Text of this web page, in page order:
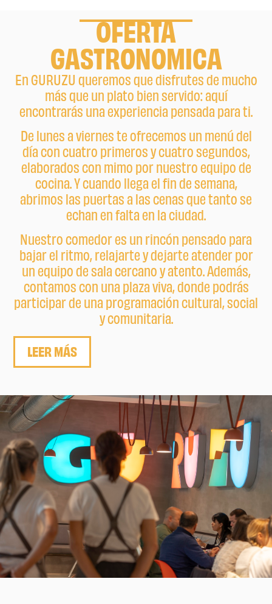
OFERTA
GASTRONOMICA
En GURUZU queremos que disfrutes de mucho
más que un plato bien servido: aquí
encontrarás una experiencia pensada para ti.
De lunes a viernes te ofrecemos un menú del
día con cuatro primeros y cuatro segundos,
elaborados con mimo por nuestro equipo de
cocina. Y cuando llega el fin de semana,
abrimos las puertas a las cenas que tanto se
echan en falta en la ciudad.
Nuestro comedor es un rincón pensado para
bajar el ritmo, relajarte y dejarte atender por
un equipo de sala cercano y atento. Además,
contamos con una plaza viva, donde podrás
participar de una programación cultural, social
y comunitaria.
LEER MÁS